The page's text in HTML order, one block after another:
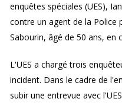
enquêtes spéciales (UES),
contre un agent de la Police
Sabourin, âgé de 50 ans, en
L'UES a chargé trois
incident. Dans le cadre de
subir une entrevue avec